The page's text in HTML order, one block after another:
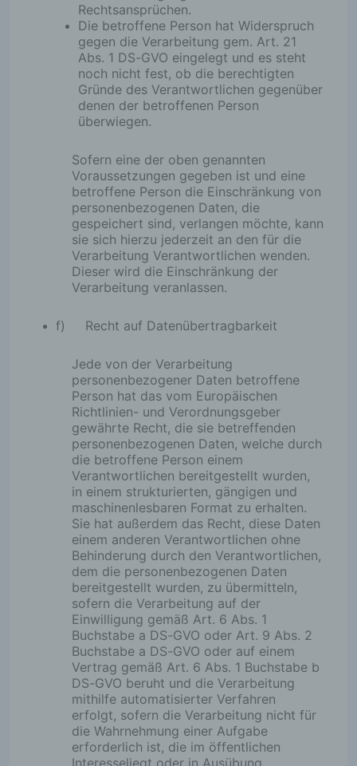
Rechtsansprüchen.
Die betroffene Person hat Widerspruch
gegen die Verarbeitung gem. Art. 21
Abs. 1 DS-GVO eingelegt und es steht
noch nicht fest, ob die berechtigten
Gründe des Verantwortlichen gegenüber
denen der betroffenen Person
überwiegen.
Sofern eine der oben genannten
Voraussetzungen gegeben ist und eine
betroffene Person die Einschränkung von
personenbezogenen Daten, die
gespeichert sind, verlangen möchte, kann
sie sich hierzu jederzeit an den für die
Verarbeitung Verantwortlichen wenden.
Dieser wird die Einschränkung der
Verarbeitung veranlassen.
f) Recht auf Datenübertragbarkeit
Jede von der Verarbeitung
personenbezogener Daten betroffene
Person hat das vom Europäischen
Richtlinien- und Verordnungsgeber
gewährte Recht, die sie betreffenden
personenbezogenen Daten, welche durch
die betroffene Person einem
Verantwortlichen bereitgestellt wurden,
in einem strukturierten, gängigen und
maschinenlesbaren Format zu erhalten.
Sie hat außerdem das Recht, diese Daten
einem anderen Verantwortlichen ohne
Behinderung durch den Verantwortlichen,
dem die personenbezogenen Daten
bereitgestellt wurden, zu übermitteln,
sofern die Verarbeitung auf der
Einwilligung gemäß Art. 6 Abs. 1
Buchstabe a DS-GVO oder Art. 9 Abs. 2
Buchstabe a DS-GVO oder auf einem
Vertrag gemäß Art. 6 Abs. 1 Buchstabe b
DS-GVO beruht und die Verarbeitung
mithilfe automatisierter Verfahren
erfolgt, sofern die Verarbeitung nicht für
die Wahrnehmung einer Aufgabe
erforderlich ist, die im öffentlichen
Interesseliegt oder in Ausübung
Der für die Verarbeitung Verantwortliche verarbeitet
personenbezogene Daten der betroffenen Person nur
Zeitraum, der zur Erreichung des
ist oder sofern dies durch den Europäischen
Verordnungsgeber oder einen anderen Gesetzgeber in
oder Vorschriften, welchen der für die Verarbeitung
unterliegt, vorgesehen wurde.
Richtlinien- und Verordnungsgeber oder einem
zuständigen Gesetzgeber vorgeschriebene
die personenbezogenen Daten routinemäßig und
gesetzlichen Vorschriften gesperrt oder gelöscht.
Rechte der betroffenen Person
a) Recht auf Bestätigung
Jede betroffene Person hat das vom
dem für die Verarbeitung Verantwortlichen eine
darüber zu verlangen, ob sie betreffende
Daten verarbeitet werden. Möchte eine
dieses Bestätigungsrecht in Anspruch nehmen,
hierzu jederzeit an den Verantwortlichen
b) Recht auf Auskunft
Jede von der Verarbeitung personenbezogener
betroffene Person hat das vom Europäischen
Verordnungsgeber gewährte Recht, jederzeit
Verarbeitung Verantwortlichen unentgeltliche
die zu seiner Person gespeicherten
Daten und eine Kopie dieser Auskunft zu
der Europäische Richtlinien- und
betroffenen Person Auskunft über folgende
zugestanden:
die Verarbeitungszwecke
die Kategorien personenbezogener Daten, die
werden
die Empfänger oder Kategorien von
denen die personenbezogenen Daten
sind oder noch offengelegt werden,
Empfängern in Drittländern oder bei